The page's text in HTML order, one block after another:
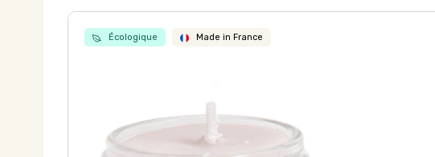
Écologique Made in France